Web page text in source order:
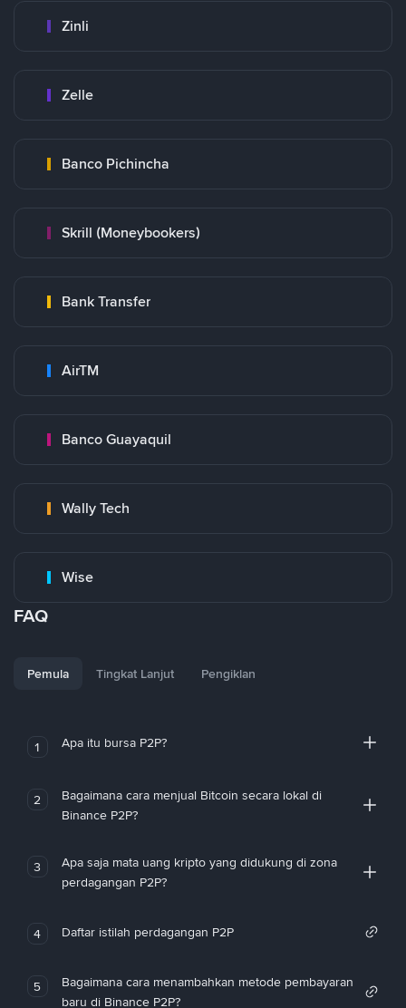
Zinli
Zelle
Banco Pichincha
Skrill (Moneybookers)
Bank Transfer
AirTM
Banco Guayaquil
Wally Tech
Wise
FAQ
Pemula Tingkat Lanjut Pengiklan
1 Apa itu bursa P2P?
2
Bagaimana cara menjual Bitcoin secara lokal di
Binance P2P?
3
Apa saja mata uang kripto yang didukung di zona
perdagangan P2P?
4 Daftar istilah perdagangan P2P
5
Bagaimana cara menambahkan metode pembayaran
baru di Binance P2P?